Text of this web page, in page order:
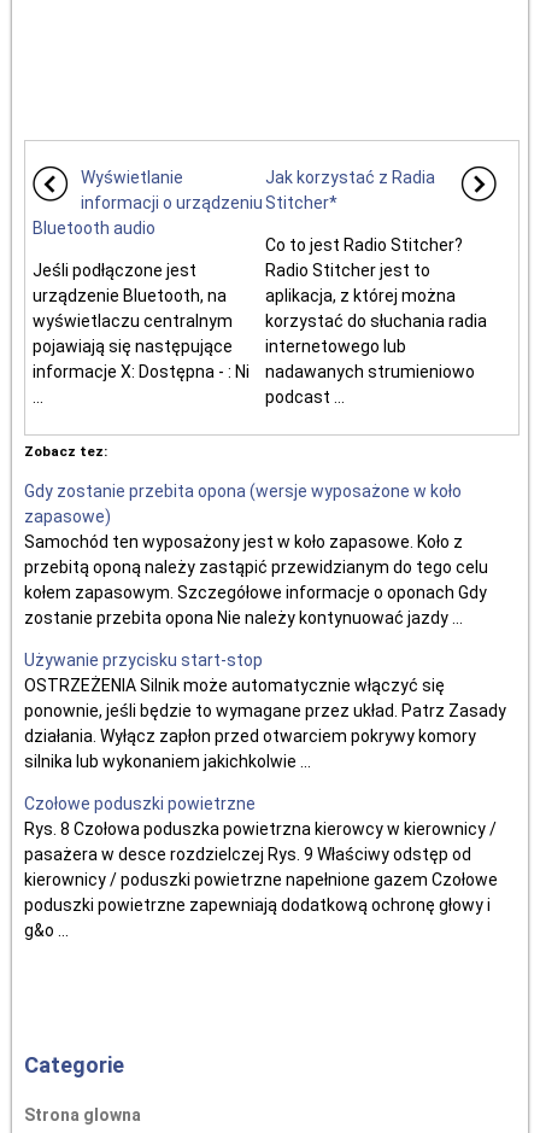
Wyświetlanie
informacji o urządzeniu
Bluetooth audio
Jeśli podłączone jest
urządzenie Bluetooth, na
wyświetlaczu centralnym
pojawiają się następujące
informacje X: Dostępna - : Ni
Jak korzystać z Radia
Stitcher*
Co to jest Radio Stitcher?
Radio Stitcher jest to
aplikacja, z której można
korzystać do słuchania radia
internetowego lub
nadawanych strumieniowo
podcast ...
Zobacz tez:
Gdy zostanie przebita opona (wersje wyposażone w koło
zapasowe)
Samochód ten wyposażony jest w koło zapasowe. Koło z
przebitą oponą należy zastąpić przewidzianym do tego celu
kołem zapasowym. Szczegółowe informacje o oponach Gdy
zostanie przebita opona Nie należy kontynuować jazdy ...
Używanie przycisku start-stop
OSTRZEŻENIA Silnik może automatycznie włączyć się
ponownie, jeśli będzie to wymagane przez układ. Patrz Zasady
działania. Wyłącz zapłon przed otwarciem pokrywy komory
silnika lub wykonaniem jakichkolwie ...
Czołowe poduszki powietrzne
Rys. 8 Czołowa poduszka powietrzna kierowcy w kierownicy /
pasażera w desce rozdzielczej Rys. 9 Właściwy odstęp od
kierownicy / poduszki powietrzne napełnione gazem Czołowe
poduszki powietrzne zapewniają dodatkową ochronę głowy i
g&o ...
Categorie
Strona glowna